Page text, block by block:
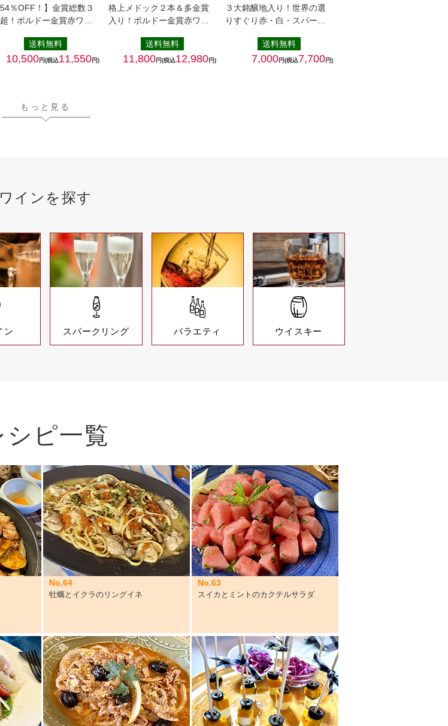
54％OFF！】金賞総数３
超！ボルドー金賞赤ワ…
送料無料
10,500円(税込11,550円)
格上メドック２本＆多金賞
入り！ボルドー金賞赤ワイ
送料無料
11,800円(税込12,980円)
３大銘醸地入り！世界の選
りすぐり赤・白・スパーク
送料無料
7,000円(税込7,700円)
もっと見る
ワインを探す
ン スパークリング バラエティ ウイスキー
シピ一覧
No.64
牡蠣とイクラのリングイネ
No.63
スイカとミントのカクテルサラダ